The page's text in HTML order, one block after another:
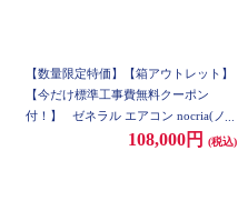
【数量限定特価】【箱アウトレット】
【今だけ標準工事費無料クーポン
付！】
ゼネラル エアコン nocria(ノ
クリア) Hシリーズ【主に18畳/ 5.6KW/
108,000円 (税込)